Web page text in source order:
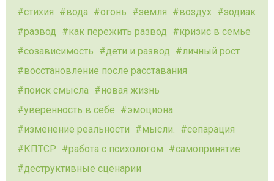
стихия
вода огонь земля воздух
зодиак
развод
как пережить развод
кризис в семье
созависимость
дети и развод
личный рост
восстановление после расставания
поиск смысла
новая жизнь
уверенность в себе
эмоциона
изменение реальности
мысли.
сепарация
КПТСР
работа с психологом
самопринятие
деструктивные сценарии